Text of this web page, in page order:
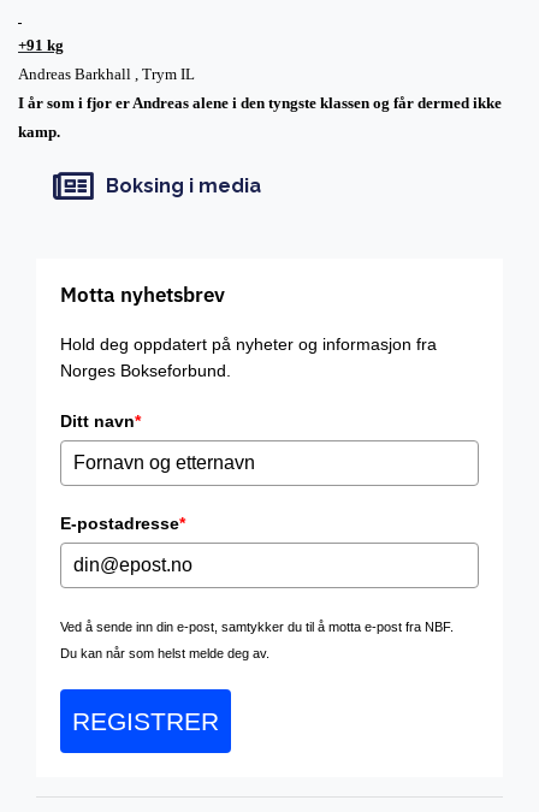
+91 kg
Andreas Barkhall
Trym IL
I år som i fjor er Andreas alene i den tyngste klassen og får dermed ikke
kamp.
Boksing i media
Motta nyhetsbrev
Hold deg oppdatert på nyheter og informasjon fra
Norges Bokseforbund.
Ditt navn*
E-postadresse*
Ved å sende inn din e-post, samtykker du til å motta e-post fra NBF.
Du kan når som helst melde deg av.
REGISTRER